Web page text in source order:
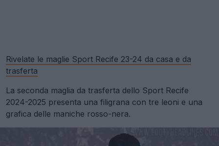
Rivelate le maglie Sport Recife 23-24 da casa e da
trasferta
La seconda maglia da trasferta dello Sport Recife
2024-2025 presenta una filigrana con tre leoni e una
grafica delle maniche rosso-nera.